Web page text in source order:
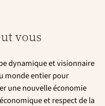
vous
dynamique et visionnaire
monde entier pour
une nouvelle économie
et respect de la